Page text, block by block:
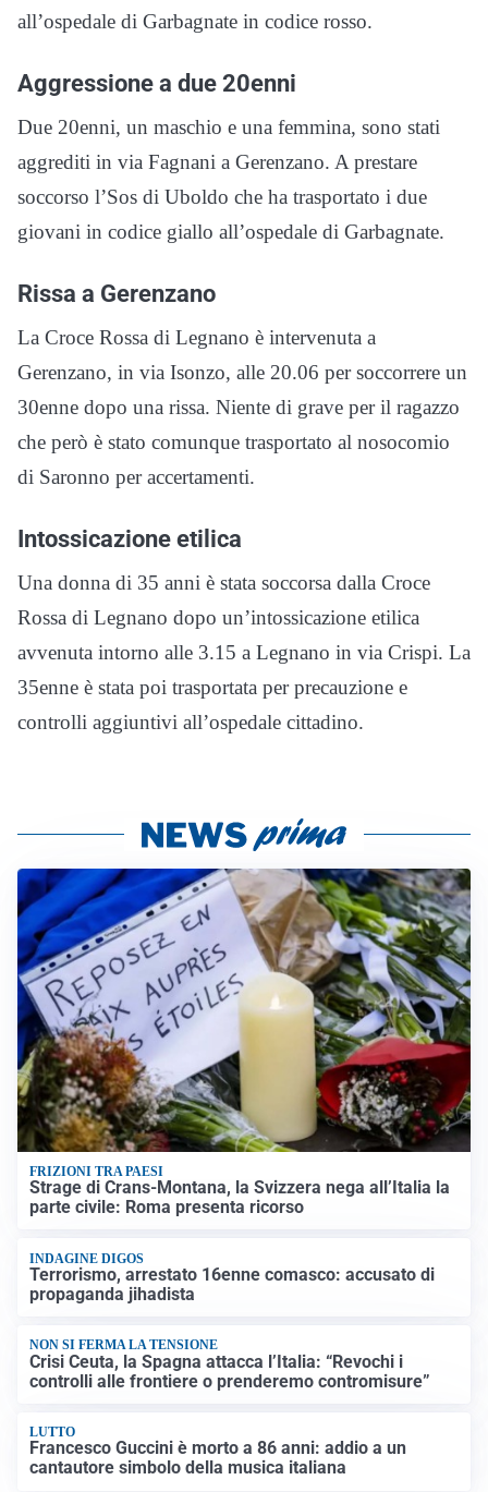
all’ospedale di Garbagnate in codice rosso.
Aggressione a due 20enni
Due 20enni, un maschio e una femmina, sono stati
aggrediti in via Fagnani a Gerenzano. A prestare
soccorso l’Sos di Uboldo che ha trasportato i due
giovani in codice giallo all’ospedale di Garbagnate.
Rissa a Gerenzano
La Croce Rossa di Legnano è intervenuta a
Gerenzano, in via Isonzo, alle 20.06 per soccorrere un
30enne dopo una rissa. Niente di grave per il ragazzo
che però è stato comunque trasportato al nosocomio
di Saronno per accertamenti.
Intossicazione etilica
Una donna di 35 anni è stata soccorsa dalla Croce
Rossa di Legnano dopo un’intossicazione etilica
avvenuta intorno alle 3.15 a Legnano in via Crispi. La
35enne è stata poi trasportata per precauzione e
controlli aggiuntivi all’ospedale cittadino.
FRIZIONI TRA PAESI
Strage di Crans-Montana, la Svizzera nega all’Italia la
parte civile: Roma presenta ricorso
INDAGINE DIGOS
Terrorismo, arrestato 16enne comasco: accusato di
propaganda jihadista
NON SI FERMA LA TENSIONE
Crisi Ceuta, la Spagna attacca l’Italia: “Revochi i
controlli alle frontiere o prenderemo contromisure”
LUTTO
Francesco Guccini è morto a 86 anni: addio a un
cantautore simbolo della musica italiana